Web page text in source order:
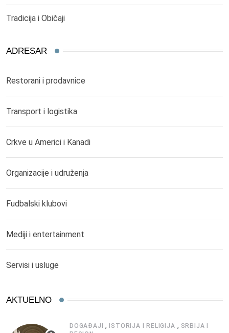
Tradicija i Običaji
ADRESAR
Restorani i prodavnice
Transport i logistika
Crkve u Americi i Kanadi
Organizacije i udruženja
Fudbalski klubovi
Mediji i entertainment
Servisi i usluge
AKTUELNO
DOGAĐAJI ,ISTORIJA I RELIGIJA , SRBIJA I